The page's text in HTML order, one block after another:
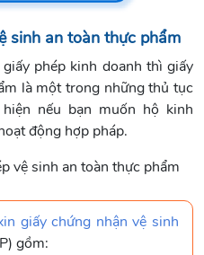
sinh an toàn thực phẩm
phép kinh doanh thì giấy
là một trong những thủ tục
nếu bạn muốn hộ kinh
động hợp pháp.
vệ sinh an toàn thực phẩm
giấy chứng nhận vệ sinh
gồm: